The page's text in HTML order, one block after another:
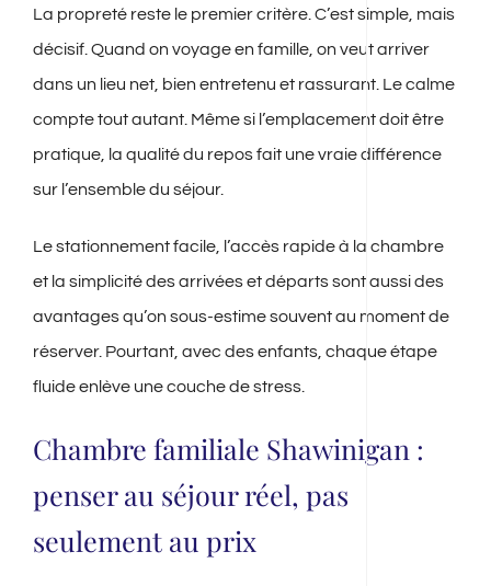
La propreté reste le premier critère. C’est simple, mais
décisif. Quand on voyage en famille, on veut arriver
dans un lieu net, bien entretenu et rassurant. Le calme
compte tout autant. Même si l’emplacement doit être
pratique, la qualité du repos fait une vraie différence
sur l’ensemble du séjour.
Le stationnement facile, l’accès rapide à la chambre
et la simplicité des arrivées et départs sont aussi des
avantages qu’on sous-estime souvent au moment de
réserver. Pourtant, avec des enfants, chaque étape
fluide enlève une couche de stress.
Chambre familiale Shawinigan :
penser au séjour réel, pas
seulement au prix